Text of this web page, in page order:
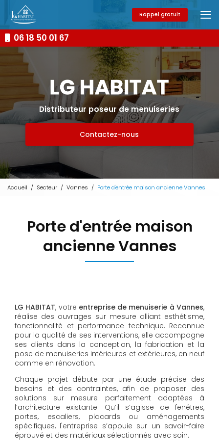
contenu
principal06 18 50 01 67
Rappel gratuit
Distributeur poseur de menuiseries
Contactez-nous
Accueil Secteur Vannes Porte d'entrée maison ancienne Vannes
Porte d'entrée maison
ancienne Vannes
LG HABITAT, votre entreprise de menuiserie à Vannes,
réalise des ouvrages sur mesure alliant esthétisme,
fonctionnalité et performance technique. Reconnue
pour la qualité de ses interventions, elle accompagne
ses clients dans la conception, la fabrication et la
pose de menuiseries intérieures et extérieures, en neuf
comme en rénovation.
Chaque projet débute par une étude précise des
besoins et des contraintes, afin de proposer des
solutions sur mesure parfaitement adaptées à
l’architecture existante. Qu’il s’agisse de fenêtres,
portes, escaliers, placards ou aménagements
spécifiques, l'entreprise s’appuie sur un savoir-faire
éprouvé et des matériaux sélectionnés avec soin.